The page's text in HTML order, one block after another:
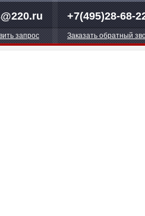
запрос
+7(495)28-68-
Заказать обратный